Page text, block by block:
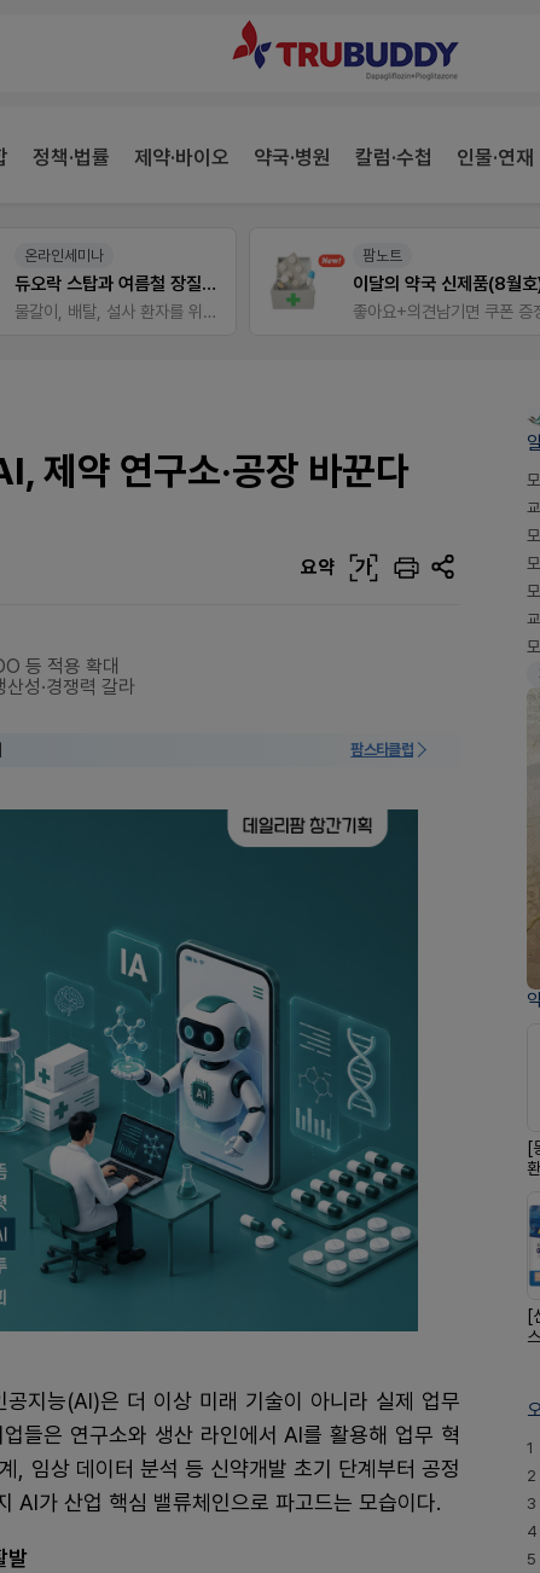
정책·법률 제약·바이오 약국·병원 칼럼·수첩 인물·연재
팜노트
이달의 약국 신제품(8월호)
좋아요+의견남기면 쿠폰 증정
약사 전용 온라인몰
JW SHOP
가입 시
제약 연구소·공장 바꾼다
요약 가
등 적용 확대
성·경쟁력 갈라
팜스타클럽
지능(AI)은 더 이상 미래 기술이 아니라 실제 업무
들은 연구소와 생산 라인에서 AI를 활용해 업무 혁
, 임상 데이터 분석 등 신약개발 초기 단계부터 공정
AI가 산업 핵심 밸류체인으로 파고드는 모습이다.
발
[
[
1
2
3
4
5